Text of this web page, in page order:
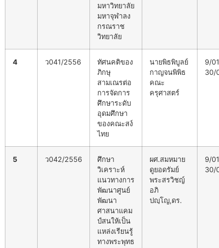
มหาวิทยาลัย
มหาจุฬาลง
กรณราช
วิทยาลัย
4 ว041/2556
ทัศนคติของ
ภิกษุ
สามเณรต่อ
การจัดการ
ศึกษาระดับ
อุดมศึกษา
ของคณะสง์
ไทย
นายพิธพิบูลย์
กาญจนพิพิธ
คณะ
ครุศาสตร์
9/
30/
5 ว042/2556
ศึกษา
วิเคราะห์
แนวทางการ
พัฒนาศูนย์
พัฒนา
ศาสนาแคม
ป์สนให้เป็น
แหล่งเรียนรู้
ทางพระพุทธ
ผศ.สมหมาย
ดูยอดรัมย์
พระสรวิชญ์
อภิ
ปญฺโญ,ดร.
9/
30/